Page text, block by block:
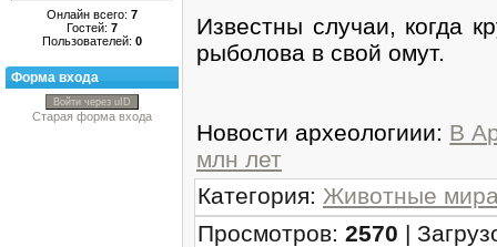
Онлайн всего: 7
Гостей: 7
Пользователей: 0
Форма входа
Войти через uID
Старая форма входа
Известны случаи, когда
рыболова в свой омут.
Новости археологиии: В
млн лет
Категория: Животные
Просмотров: 2570 |